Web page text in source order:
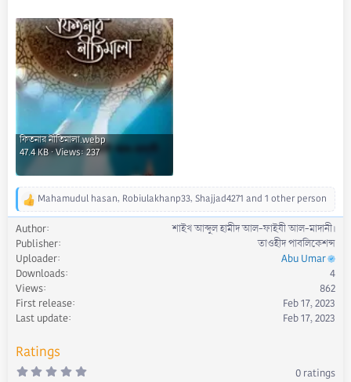
ফিতনার নীতিমালা.webp
47.4 KB · Views: 237
R
e
a
c
t
i
o
n
s
Mahamudul hasan, Robiulakhanp33, Shajjad4271 and 1 other person
Author
শাইখ আব্দুল হামীদ আল-ফাইযী আল-মাদানী।
Publisher
তাওহীদ পাবলিকেশন্স
Uploader
Abu Umar
Downloads
4
Views
862
First release
Feb 17, 2023
Last update
Feb 17, 2023
Ratings
0 0 ratings